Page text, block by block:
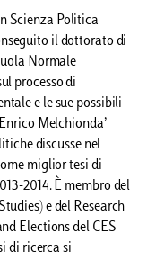
Scienza Politica
il dottorato di
Normale
processo di
e le sue possibili
Melchionda’
discusse nel
miglior tesi di
2014. È membro del
e del Research
Elections del CES
di ricerca si